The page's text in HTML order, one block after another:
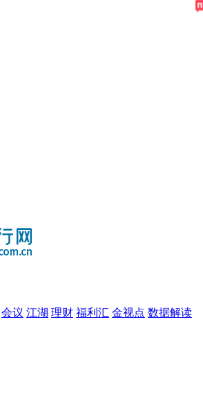
会议 江湖 理财 福利汇 金视点 数据解读